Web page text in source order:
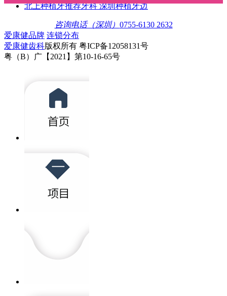
北上种植牙推荐牙科 深圳种植牙边
咨询电话（深圳） 0755-6130 2632
爱康健品牌 连锁分布
爱康健齿科版权所有 粤ICP备12058131号
粤（B）广【2021】第10-16-65号